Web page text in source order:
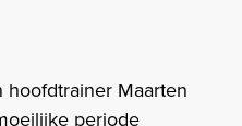
Maarten
periode